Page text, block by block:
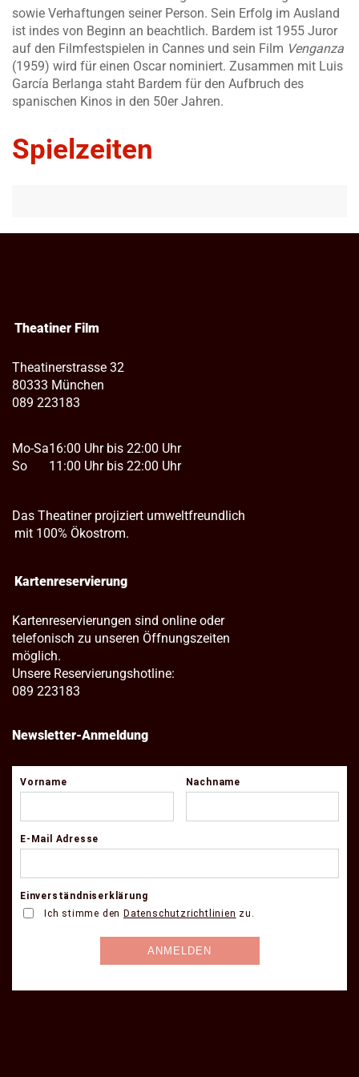
sowie Verhaftungen seiner Person. Sein Erfolg im Ausland
ist indes von Beginn an beachtlich. Bardem ist 1955 Juror
auf den Filmfestspielen in Cannes und sein Film Venganza
(1959) wird für einen Oscar nominiert. Zusammen mit Luis
García Berlanga staht Bardem für den Aufbruch des
spanischen Kinos in den 50er Jahren.
Spielzeiten
Theatiner Film
Theatinerstrasse 32
80333 München
089 223183
Mo-Sa
So
16:00 Uhr bis 22:00 Uhr
11:00 Uhr bis 22:00 Uhr
Das Theatiner projiziert umweltfreundlich
mit 100% Ökostrom.
Kartenreservierung
Kartenreservierungen sind online oder
telefonisch zu unseren Öffnungszeiten
möglich.
Unsere Reservierungshotline:
089 223183
Newsletter-Anmeldung